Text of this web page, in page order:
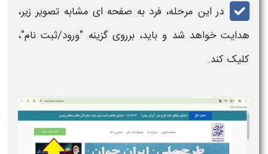
در این مرحله، فرد به صفحه ای مشابه تصویر زیر،
هدایت خواهد شد و باید، برروی گزینه "ورود/ثبت نام"،
کلیک کند.